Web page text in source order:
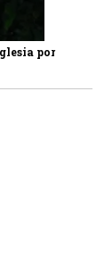
por